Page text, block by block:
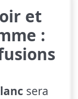
et
:
sera